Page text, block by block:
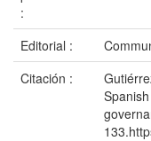
:
Editorial :
Citación :